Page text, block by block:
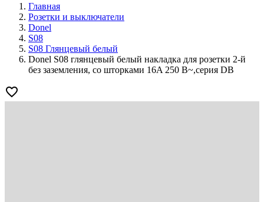
Главная
Розетки и выключатели
Donel
S08
S08 Глянцевый белый
Donel S08 глянцевый белый накладка для розетки 2-й
без заземления, со шторками 16A 250 В~,серия DB
favorite_border